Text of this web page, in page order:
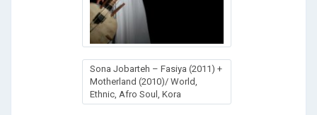
Sona Jobarteh – Fasiya (2011) +
Motherland (2010)/ World,
Ethnic, Afro Soul, Kora